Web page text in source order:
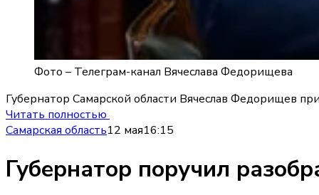
Фото – Телеграм-канал Вячеслава Федорищева
Губернатор Самарской области Вячеслав Федорищев
Читать полностью
Самарская область12 мая16:15
Губернатор поручил